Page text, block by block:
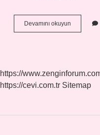
Devamını okuyun
Ve
https://
https://cevi.com.tr Sitemap